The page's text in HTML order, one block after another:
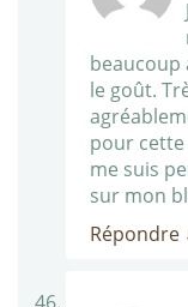
beaucoup
le goût.
pour cette
me suis
sur mon
Répondre